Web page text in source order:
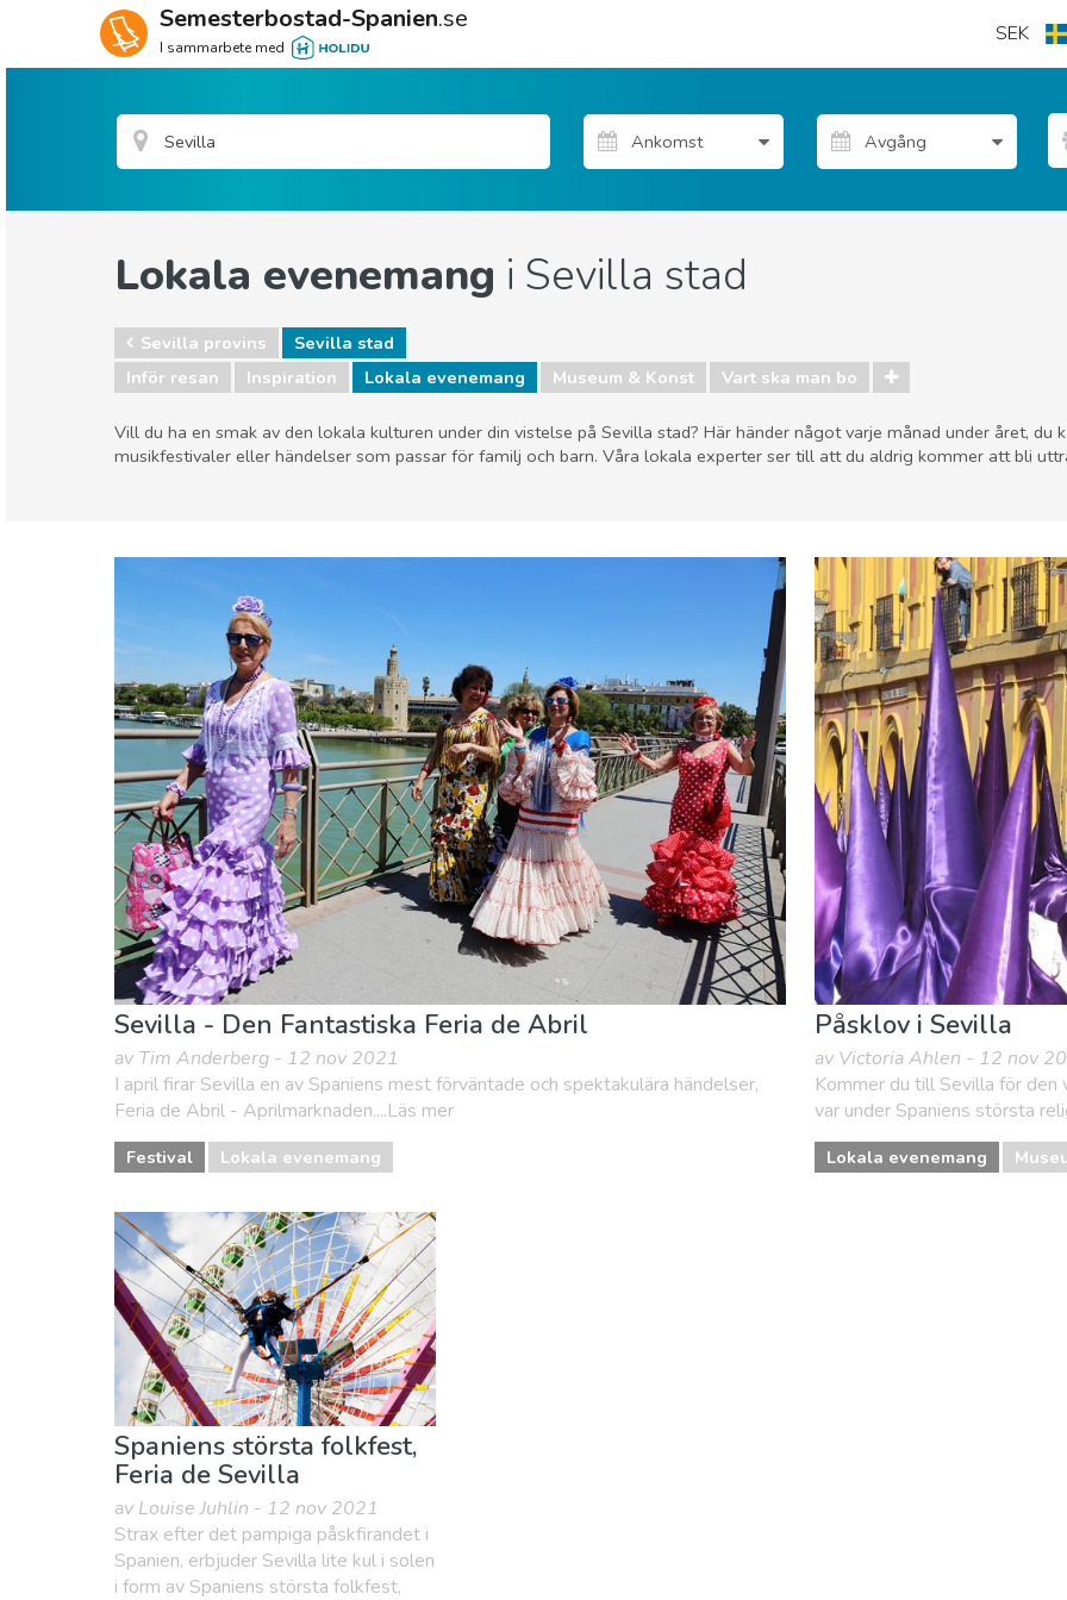
Semesterbostad-Spanien.se
I sammarbete med
SEK
Lokala evenemang i Sevilla stad
Sevilla provins
Sevilla stad
Inför resan
Inspiration Lokala evenemang Museum & Konst Vart ska man bo
Vill du ha en smak av den lokala kulturen under din vistelse på Sevilla stad? Här händer något varje månad under året,
musikfestivaler eller händelser som passar för familj och barn. Våra lokala experter ser till att du aldrig kommer att bli
Sevilla - Den Fantastiska Feria de Abril
av Tim Anderberg - 12 nov 2021
I april firar Sevilla en av Spaniens mest förväntade och spektakulära händelser,
Feria de Abril - Aprilmarknaden....Läs mer
Festival Lokala evenemang
Påsklov i Sevilla
av Victoria Ahlen - 12 nov
Kommer du till Sevilla för
var under Spaniens största
Lokala evenemang
Spaniens största folkfest,
Feria de Sevilla
av Louise Juhlin - 12 nov 2021
Strax efter det pampiga påskfirandet i
Spanien, erbjuder Sevilla lite kul i solen
i form av Spaniens största folkfest,